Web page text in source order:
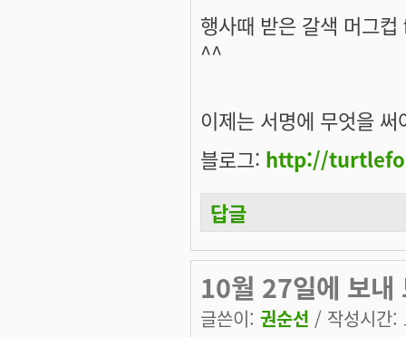
행사때 받은 갈색 머그
^^
이제는 서명에 무엇을
블로그: http://
답글
10월 27일에 보내
글쓴이: 권순선 / 작성시간